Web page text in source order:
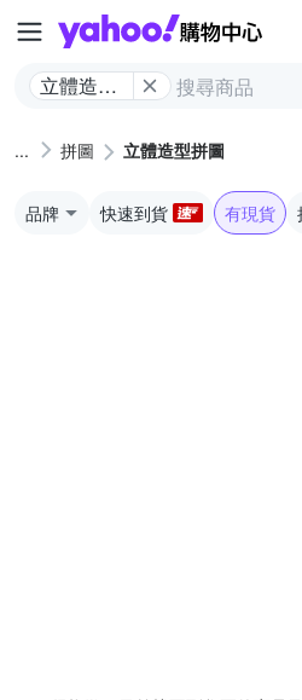
立體造型
拼圖 立體造型拼圖
品牌 快速到貨 有現貨